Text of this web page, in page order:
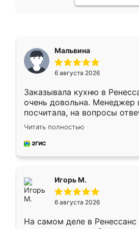
Мальвина
6 августа 2026
Заказывала кухню в
очень довольна. Менеджер
посчитала, на вопросы
Замерщик приехал в
делу со всей
за день, ребята работали
Читать полностью
Игорь М.
6 августа 2026
На самом деле в